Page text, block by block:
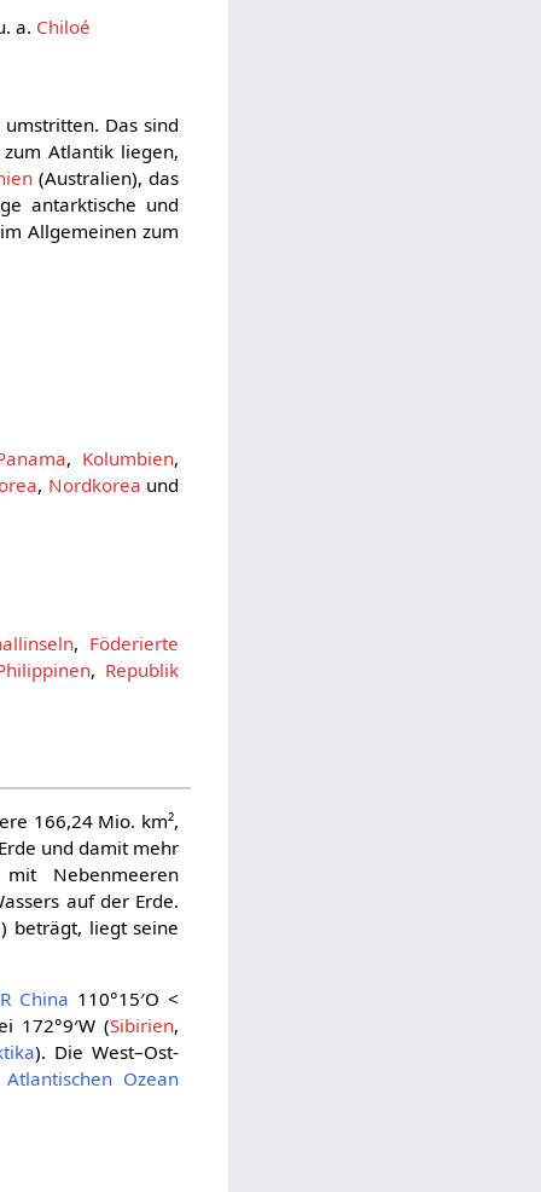
a. Chiloé
Das sind
Atlantik liegen,
(Australien), das
antarktische und
Allgemeinen zum
, Kolumbien,
, Nordkorea und
, Föderierte
, Republik
166,24 Mio. km²,
und damit mehr
Nebenmeeren
auf der Erde.
beträgt, liegt seine
China 110°15′O <
172°9′W (Sibirien,
). Die West–Ost-
Atlantischen Ozean